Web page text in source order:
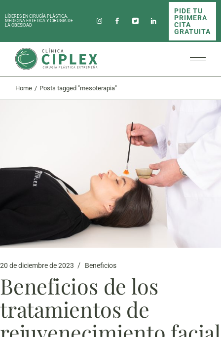
to
theLÍDERES EN CIRUGÍA PLÁSTICA,
MEDICINA ESTÉTICA Y CIRUGÍA DE
LA OBESIDAD
PIDE TU
PRIMERA
CITA
GRATUITA
Home Posts tagged "mesoterapia"
20 de diciembre de 2023 Beneficios
Beneficios de los
tratamientos de